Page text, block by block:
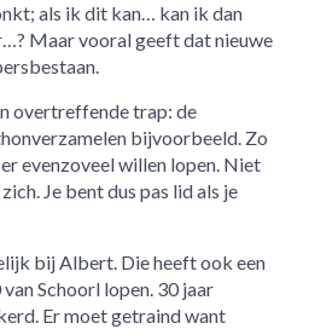
als ik dit kan… kan ik dan
Maar vooral geeft dat nieuwe
overtreffende trap: de
bijvoorbeeld. Zo
evenzoveel willen lopen. Niet
Je bent dus pas lid als je
bij Albert. Die heeft ook een
Schoorl lopen. 30 jaar
Er moet getraind want